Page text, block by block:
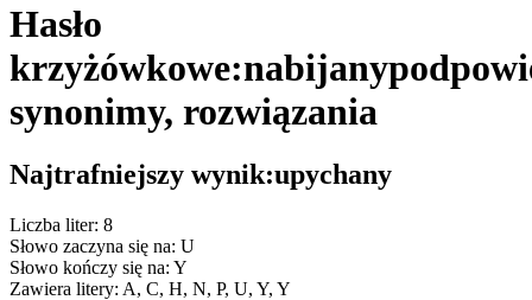
Hasło
krzyżówkowe:nabijany
synonimy, rozwiązania
Najtrafniejszy wynik:upychany
Liczba liter: 8
Słowo zaczyna się na: U
Słowo kończy się na: Y
Zawiera litery: A, C, H, N, P, U, Y, Y